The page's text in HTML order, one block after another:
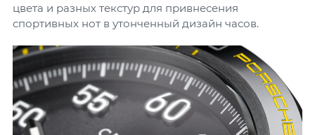
цвета и разных текстур для привнесения
спортивных нот в утонченный дизайн часов.